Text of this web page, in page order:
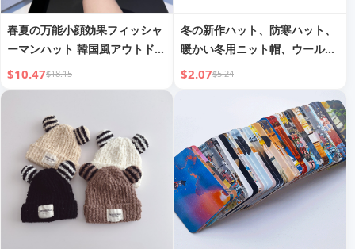
春夏の万能小顔効果フィッシャ
ーマンハット 韓国風アウトドア
日焼け止めカジュアルウォッシ
ュドコットンバケットハット イ
$10.47$18.15
冬の新作ハット、防寒ハット、
暖かい冬用ニット帽、ウールハ
ット、メンズアウトドアハッ
ト、ストライプ冬用ハット
$2.07$5.24